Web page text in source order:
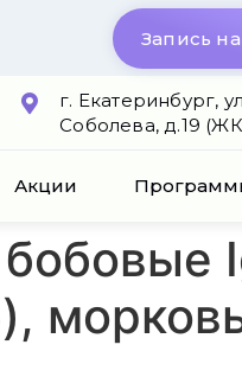
Запись
г. Екатеринбург,
Соболева, д.19
Акции